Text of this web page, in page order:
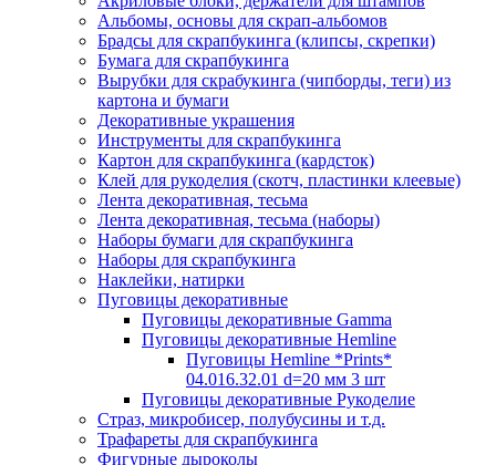
Альбомы, основы для скрап-альбомов
Брадсы для скрапбукинга (клипсы, скрепки)
Бумага для скрапбукинга
Вырубки для скрабукинга (чипборды, теги) из
картона и бумаги
Декоративные украшения
Инструменты для скрапбукинга
Картон для скрапбукинга (кардсток)
Клей для рукоделия (скотч, пластинки клеевые)
Лента декоративная, тесьма
Лента декоративная, тесьма (наборы)
Наборы бумаги для скрапбукинга
Наборы для скрапбукинга
Наклейки, натирки
Пуговицы декоративные
Пуговицы декоративные Gamma
Пуговицы декоративные Hemline
Пуговицы Hemline *Prints*
04.016.32.01 d=20 мм 3 шт
Пуговицы декоративные Рукоделие
Страз, микробисер, полубусины и т.д.
Трафареты для скрапбукинга
Фигурные дыроколы